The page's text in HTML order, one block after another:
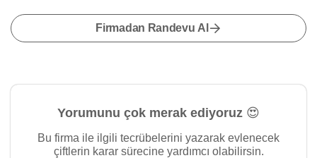
Firmadan Randevu Al
Yorumunu çok merak ediyoruz 😍
Bu firma ile ilgili tecrübelerini yazarak evlenecek
çiftlerin karar sürecine yardımcı olabilirsin.